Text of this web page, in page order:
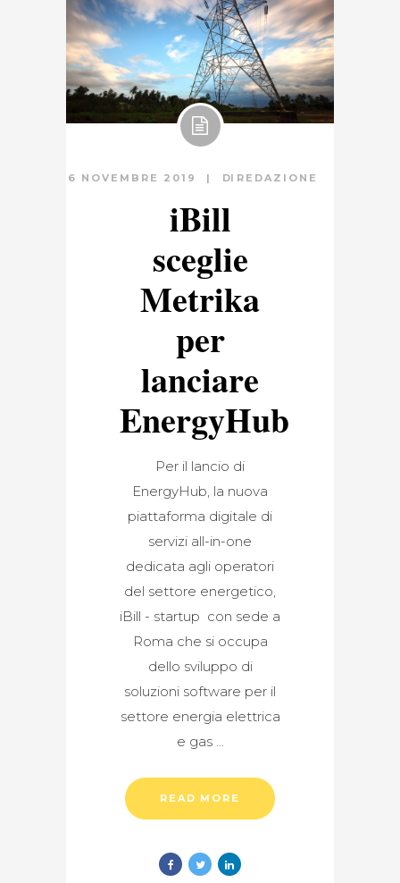
6 NOVEMBRE 2019 DI REDAZIONE
iBill
sceglie
Metrika
per
lanciare
EnergyHub
Per il lancio di
EnergyHub, la nuova
piattaforma digitale di
servizi all-in-one
dedicata agli operatori
del settore energetico,
iBill - startup con sede a
Roma che si occupa
dello sviluppo di
soluzioni software per il
settore energia elettrica
e gas
READ MORE